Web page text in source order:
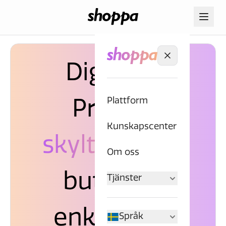
Plattform
Kunskapscenter
Om oss
Tjänster
Språk
Digital &
Printad
skyltning
butiker –
enklare än